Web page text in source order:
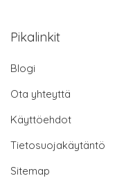
Pikalinkit
Blogi
Ota yhteyttä
Käyttöehdot
Tietosuojakäytäntö
Sitemap